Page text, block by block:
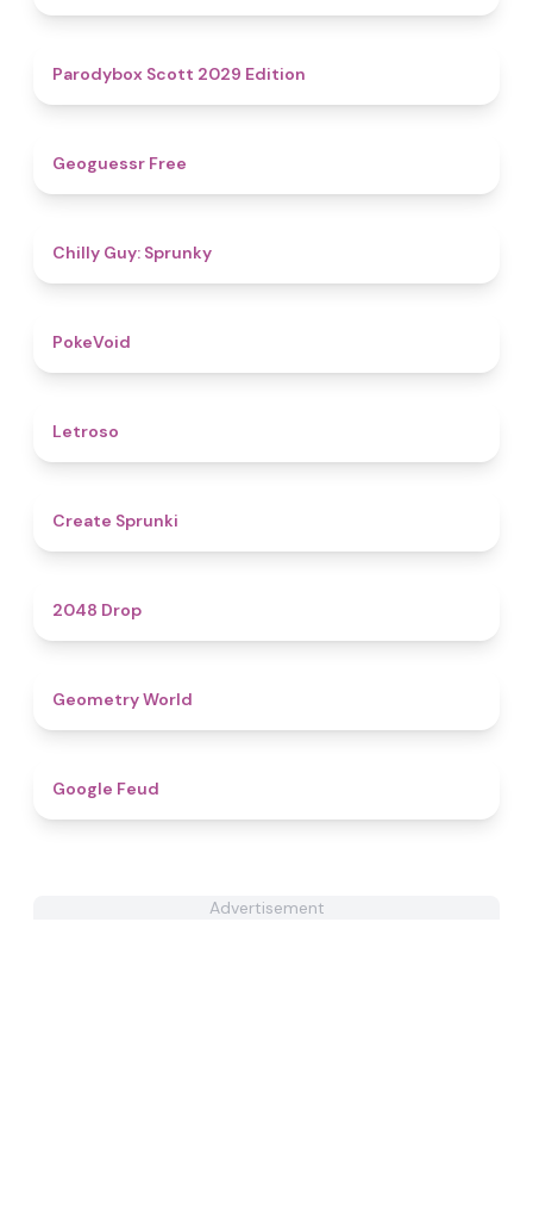
Parodybox Scott 2029 Edition
Geoguessr Free
Chilly Guy: Sprunky
PokeVoid​
Letroso
Create Sprunki​
2048 Drop
Geometry World
Google Feud
Advertisement